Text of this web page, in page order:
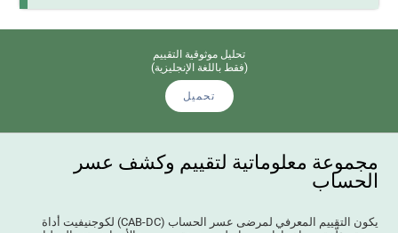
تحليل موثوقية التقييم
(فقط باللغة الإنجليزية)
تحميل
مجموعة معلوماتية لتقييم وكشف عسر
الحساب
يكون التقييم المعرفي لمرضى عسر الحساب (CAB-DC) لكوجنيفيت أداة